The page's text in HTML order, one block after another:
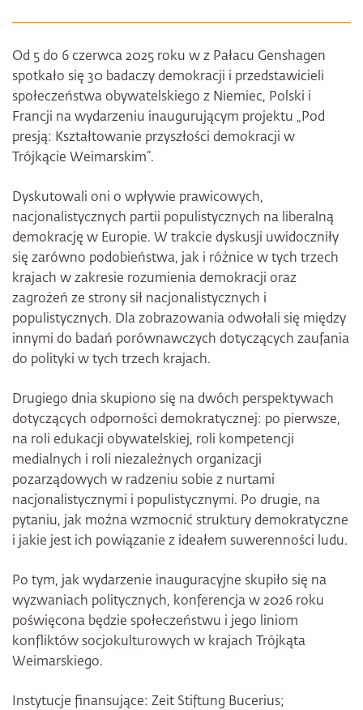
Od 5 do 6 czerwca 2025 roku w z Pałacu Genshagen
spotkało się 30 badaczy demokracji i przedstawicieli
społeczeństwa obywatelskiego z Niemiec, Polski i
Francji na wydarzeniu inaugurującym projektu „Pod
presją: Kształtowanie przyszłości demokracji w
Trójkącie Weimarskim”.
Dyskutowali oni o wpływie prawicowych,
nacjonalistycznych partii populistycznych na liberalną
demokrację w Europie. W trakcie dyskusji uwidoczniły
się zarówno podobieństwa, jak i różnice w tych trzech
krajach w zakresie rozumienia demokracji oraz
zagrożeń ze strony sił nacjonalistycznych i
populistycznych. Dla zobrazowania odwołali się między
innymi do badań porównawczych dotyczących zaufania
do polityki w tych trzech krajach.
Drugiego dnia skupiono się na dwóch perspektywach
dotyczących odporności demokratycznej: po pierwsze,
na roli edukacji obywatelskiej, roli kompetencji
medialnych i roli niezależnych organizacji
pozarządowych w radzeniu sobie z nurtami
nacjonalistycznymi i populistycznymi. Po drugie, na
pytaniu, jak można wzmocnić struktury demokratyczne
i jakie jest ich powiązanie z ideałem suwerenności ludu.
Po tym, jak wydarzenie inauguracyjne skupiło się na
wyzwaniach politycznych, konferencja w 2026 roku
poświęcona będzie społeczeństwu i jego liniom
konfliktów socjokulturowych w krajach Trójkąta
Weimarskiego.
Instytucje finansujące: Zeit Stiftung Bucerius;